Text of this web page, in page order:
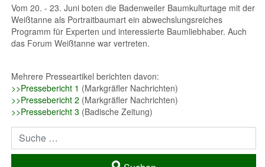
Vom 20. - 23. Juni boten die Badenweiler Baumkulturtage mit der
Weißtanne als Portraitbaumart ein abwechslungsreiches
Programm für Experten und interessierte Baumliebhaber. Auch
das Forum Weißtanne war vertreten.
Mehrere Presseartikel berichten davon:
>>Pressebericht 1 (Markgräfler Nachrichten)
>>Pressebericht 2 (Markgräfler Nachrichten)
>>Pressebericht 3 (Badische Zeitung)